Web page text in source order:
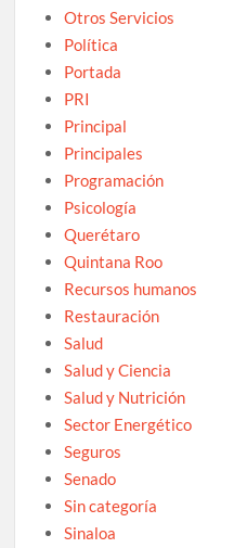
Otros Servicios
Política
Portada
PRI
Principal
Principales
Programación
Psicología
Querétaro
Quintana Roo
Recursos humanos
Restauración
Salud
Salud y Ciencia
Salud y Nutrición
Sector Energético
Seguros
Senado
Sin categoría
Sinaloa